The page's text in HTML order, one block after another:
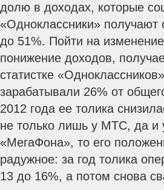
долю в доходах, которые
«Одноклассники» получают
до 51%. Пойти на
понижение доходов,
статистке
зарабатывали 26% от
2012 года ее толика
не только лишь у МТС, да и
«МегаФона», то его
радужное: за год толика
13 до 16%, а потом снова